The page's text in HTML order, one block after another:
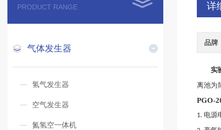
PRODUCT RANGE
气体发生器
氢气发生器
空气发生器
氮氢空一体机
详
品牌
实
离池为
PGO-
1. 电源